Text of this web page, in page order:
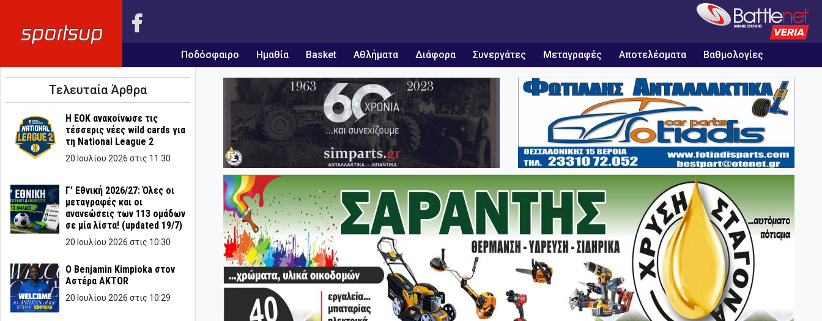
Ποδόσφαιρο Ημαθία Basket Αθλήματα Διάφορα Συνεργάτες Μεταγραφές Αποτελέσματα Βαθμολογίες
Τελευταία Άρθρα
Η ΕΟΚ ανακοίνωσε τις
τέσσερις νέες wild cards για
τη National League 2
20 Ιουλίου 2026 στις 11:30
Γ’ Εθνική 2026/27: Όλες οι
μεταγραφές και οι
ανανεώσεις των 113 ομάδων
σε μία λίστα! (updated 19/7)
20 Ιουλίου 2026 στις 10:30
Ο Benjamin Kimpioka στον
Αστέρα AKTOR
20 Ιουλίου 2026 στις 10:29